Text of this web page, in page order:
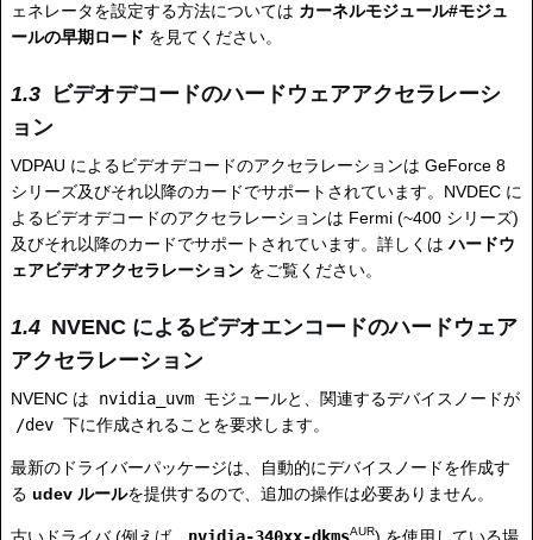
ェネレータを設定する方法については カーネルモジュール#モジュ
ールの早期ロード を見てください。
ビデオデコードのハードウェアアクセラレーシ
ョン
VDPAU によるビデオデコードのアクセラレーションは GeForce 8
シリーズ及びそれ以降のカードでサポートされています。NVDEC に
よるビデオデコードのアクセラレーションは Fermi (~400 シリーズ)
及びそれ以降のカードでサポートされています。詳しくはハードウ
ェアビデオアクセラレーション をご覧ください。
NVENC によるビデオエンコードのハードウェア
アクセラレーション
NVENC は nvidia_uvm モジュールと、関連するデバイスノードが
/dev 下に作成されることを要求します。
最新のドライバーパッケージは、自動的にデバイスノードを作成す
る udev ルールを提供するので、追加の操作は必要ありません。
AUR